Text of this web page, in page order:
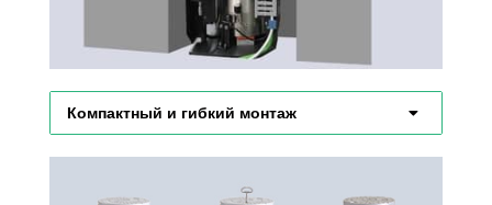
Компактный и гибкий монтаж